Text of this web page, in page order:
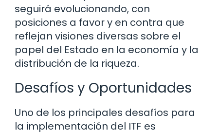
seguirá evolucionando, con
posiciones a favor y en contra que
reflejan visiones diversas sobre el
papel del Estado en la economía y la
distribución de la riqueza.
Desafíos y Oportunidades
Uno de los principales desafíos para
la implementación del ITF es